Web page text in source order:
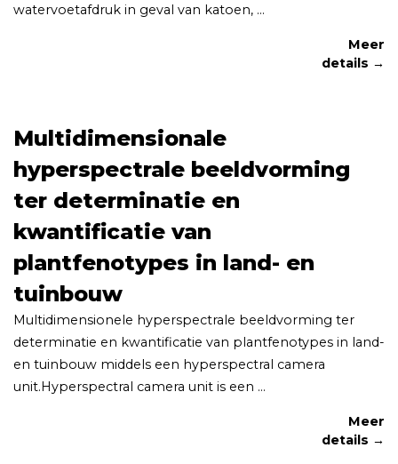
watervoetafdruk in geval van katoen, ...
Meer
details →
Multidimensionale
hyperspectrale beeldvorming
ter determinatie en
kwantificatie van
plantfenotypes in land- en
tuinbouw
Multidimensionele hyperspectrale beeldvorming ter
determinatie en kwantificatie van plantfenotypes in land-
en tuinbouw middels een hyperspectral camera
unit.Hyperspectral camera unit is een ...
Meer
details →